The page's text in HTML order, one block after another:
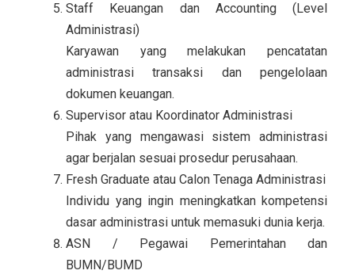
Staff Keuangan dan Accounting (Level
Administrasi)
Karyawan yang melakukan pencatatan
administrasi transaksi dan pengelolaan
dokumen keuangan.
Supervisor atau Koordinator Administrasi
Pihak yang mengawasi sistem administrasi
agar berjalan sesuai prosedur perusahaan.
Fresh Graduate atau Calon Tenaga Administrasi
Individu yang ingin meningkatkan kompetensi
dasar administrasi untuk memasuki dunia kerja.
ASN / Pegawai Pemerintahan dan
BUMN/BUMD